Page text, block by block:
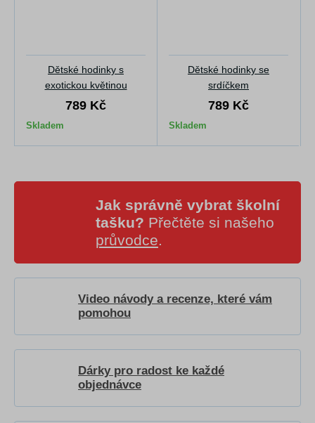
Dětské hodinky s
exotickou květinou
789 Kč
Skladem
Dětské hodinky se
srdíčkem
789 Kč
Skladem
Jak správně vybrat školní
tašku? Přečtěte si našeho
průvodce.
Video návody a recenze, které vám
pomohou
Dárky pro radost ke každé
objednávce